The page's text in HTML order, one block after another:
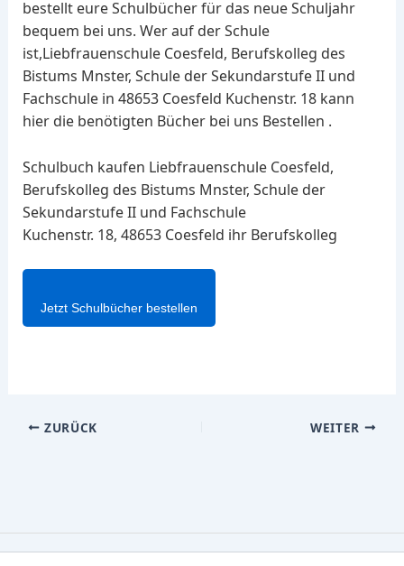
bestellt eure Schulbücher für das neue Schuljahr
bequem bei uns. Wer auf der Schule
ist,Liebfrauenschule Coesfeld, Berufskolleg des
Bistums Mnster, Schule der Sekundarstufe II und
Fachschule in 48653 Coesfeld Kuchenstr. 18 kann
hier die benötigten Bücher bei uns Bestellen .
Schulbuch kaufen Liebfrauenschule Coesfeld,
Berufskolleg des Bistums Mnster, Schule der
Sekundarstufe II und Fachschule
Kuchenstr. 18, 48653 Coesfeld ihr Berufskolleg
Jetzt Schulbücher bestellen
ZURÜCK WEITER